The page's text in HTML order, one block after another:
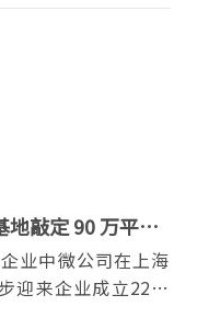
敲定 90 万平方
业中微公司在上海
迎来企业成立22周
的产业布局正式落